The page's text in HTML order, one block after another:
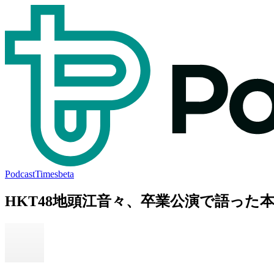
PodcastTimesbeta
HKT48地頭江音々、卒業公演で語った